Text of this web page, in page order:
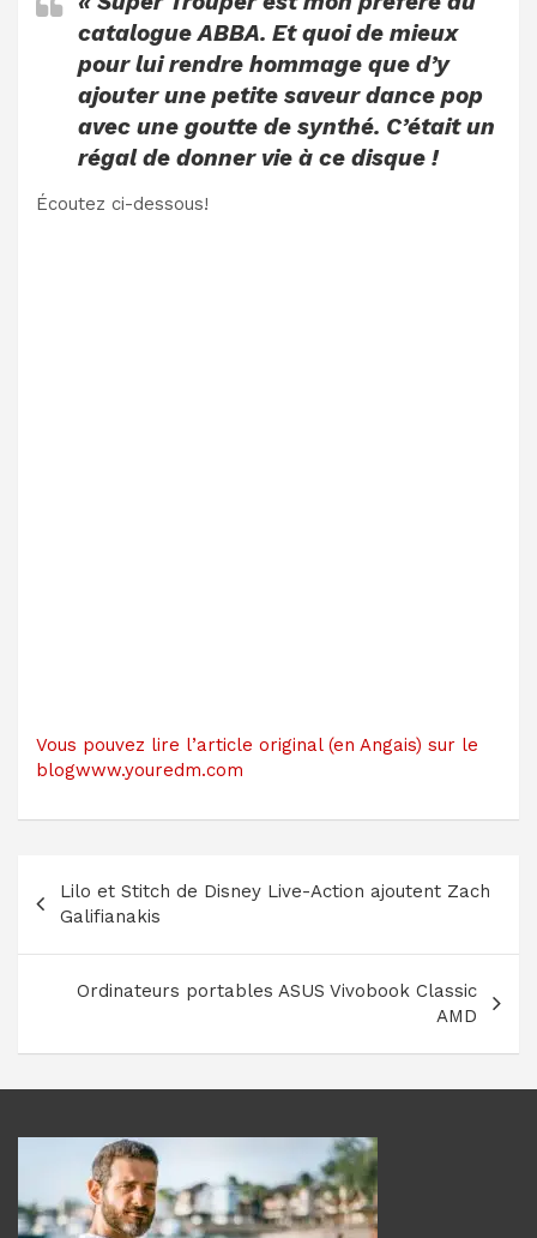
catalogue ABBA. Et quoi de mieux
pour lui rendre hommage que d’y
ajouter une petite saveur dance pop
avec une goutte de synthé. C’était un
régal de donner vie à ce disque !
Écoutez ci-dessous!
Vous pouvez lire l’article original (en Angais) sur le
blogwww.youredm.com
de
l’article
Lilo et Stitch de Disney Live-Action ajoutent Zach
Galifianakis
Ordinateurs portables ASUS Vivobook Classic
AMD